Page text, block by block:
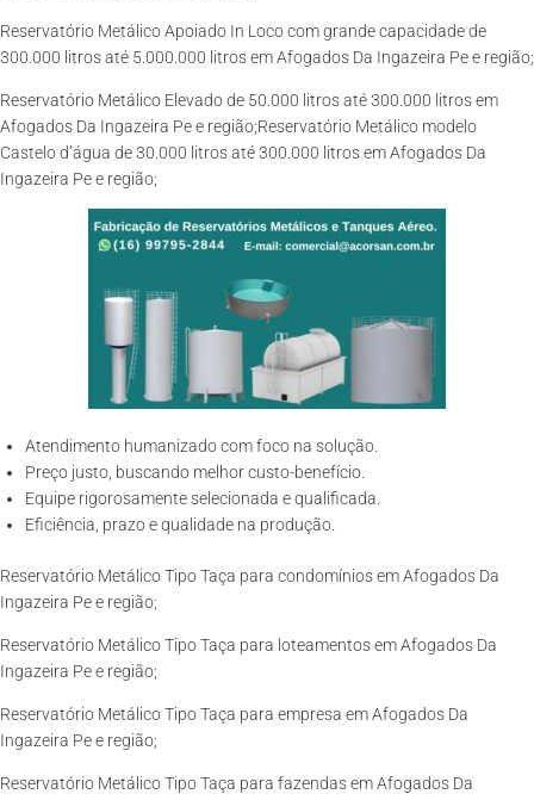
Reservatório Metálico Apoiado In Loco com grande capacidade de
300.000 litros até 5.000.000 litros em Afogados Da Ingazeira Pe e região;
Reservatório Metálico Elevado de 50.000 litros até 300.000 litros em
Afogados Da Ingazeira Pe e região;Reservatório Metálico modelo
Castelo d’água de 30.000 litros até 300.000 litros em Afogados Da
Ingazeira Pe e região;
Atendimento humanizado com foco na solução.
Preço justo, buscando melhor custo-benefício.
Equipe rigorosamente selecionada e qualificada.
Eficiência, prazo e qualidade na produção.
Reservatório Metálico Tipo Taça para condomínios em Afogados Da
Ingazeira Pe e região;
Reservatório Metálico Tipo Taça para loteamentos em Afogados Da
Ingazeira Pe e região;
Reservatório Metálico Tipo Taça para empresa em Afogados Da
Ingazeira Pe e região;
Reservatório Metálico Tipo Taça para fazendas em Afogados Da